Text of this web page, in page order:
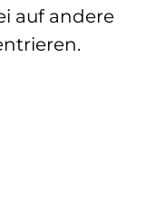
auf andere